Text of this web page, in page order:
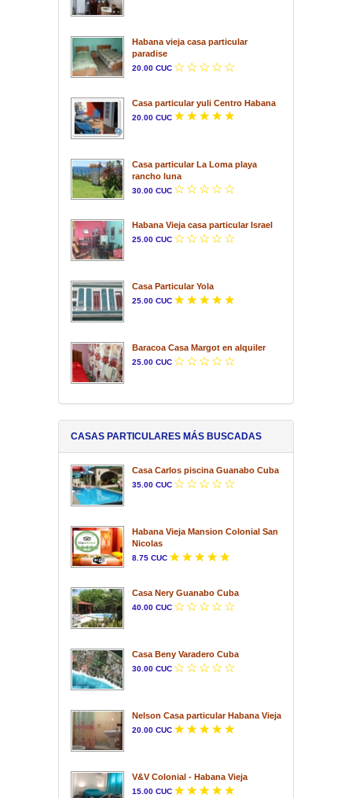
Habana vieja casa particular
paradise
20.00 CUC
Casa particular yuli Centro Habana
20.00 CUC
Casa particular La Loma playa
rancho luna
30.00 CUC
Habana Vieja casa particular Israel
25.00 CUC
Casa Particular Yola
25.00 CUC
Baracoa Casa Margot en alquiler
25.00 CUC
CASAS PARTICULARES MÁS BUSCADAS
Casa Carlos piscina Guanabo Cuba
35.00 CUC
Habana Vieja Mansion Colonial San
Nicolas
8.75 CUC
Casa Nery Guanabo Cuba
40.00 CUC
Casa Beny Varadero Cuba
30.00 CUC
Nelson Casa particular Habana Vieja
20.00 CUC
V&V Colonial - Habana Vieja
15.00 CUC